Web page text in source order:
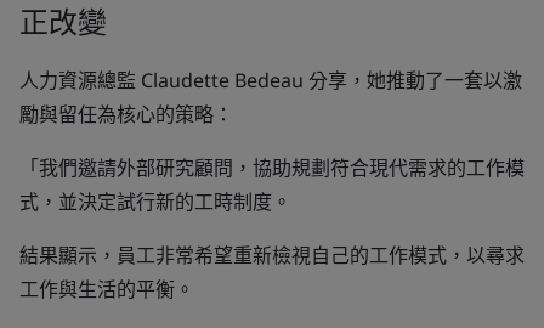
正改變
人力資源總監 Claudette Bedeau 分享，她推動了一套以激
勵與留任為核心的策略：
「我們邀請外部研究顧問，協助規劃符合現代需求的工作模
式，並決定試行新的工時制度。
結果顯示，員工非常希望重新檢視自己的工作模式，以尋求
工作與生活的平衡。